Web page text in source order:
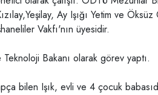
Ay Işığı Yetim ve
Vakfı'nın üyesidir.
Bakanı olarak görev yaptı.
bilen Işık, evli ve 4 çocuk